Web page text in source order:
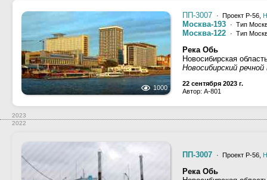
1000
ПП-3007 · Проект Р-56,
Москва-193 · Тип
Москва-122 · Тип
Река Обь
Новосибирская
Новосибирский речной
22 сентября 2023 г.
Автор: A-801
2023
2022
ПП-3007 · Проект Р-56,
Река Обь